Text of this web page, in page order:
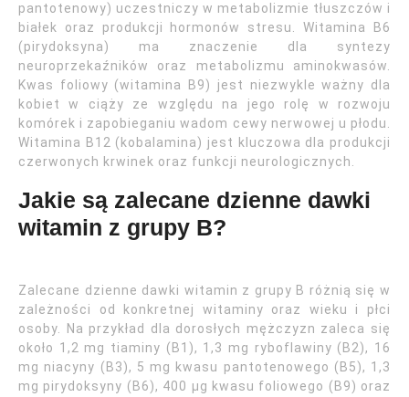
pantotenowy) uczestniczy w metabolizmie tłuszczów i
białek oraz produkcji hormonów stresu. Witamina B6
(pirydoksyna) ma znaczenie dla syntezy
neuroprzekaźników oraz metabolizmu aminokwasów.
Kwas foliowy (witamina B9) jest niezwykle ważny dla
kobiet w ciąży ze względu na jego rolę w rozwoju
komórek i zapobieganiu wadom cewy nerwowej u płodu.
Witamina B12 (kobalamina) jest kluczowa dla produkcji
czerwonych krwinek oraz funkcji neurologicznych.
Jakie są zalecane dzienne dawki
witamin z grupy B?
Zalecane dzienne dawki witamin z grupy B różnią się w
zależności od konkretnej witaminy oraz wieku i płci
osoby. Na przykład dla dorosłych mężczyzn zaleca się
około 1,2 mg tiaminy (B1), 1,3 mg ryboflawiny (B2), 16
mg niacyny (B3), 5 mg kwasu pantotenowego (B5), 1,3
mg pirydoksyny (B6), 400 µg kwasu foliowego (B9) oraz